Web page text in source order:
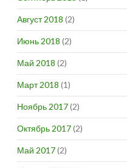
Август 2018 (2)
Июнь 2018 (2)
Май 2018 (2)
Март 2018 (1)
Ноябрь 2017(2)
Октябрь 2017(2)
Май 2017(2)